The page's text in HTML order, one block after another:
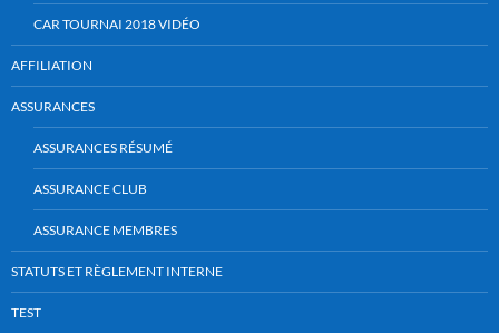
CAR TOURNAI 2018 VIDÉO
AFFILIATION
ASSURANCES
ASSURANCES RÉSUMÉ
ASSURANCE CLUB
ASSURANCE MEMBRES
STATUTS ET RÈGLEMENT INTERNE
TEST